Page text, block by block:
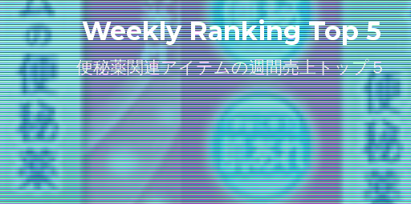
Weekly Ranking Top 5
便秘薬関連アイテムの週間売上トップ５